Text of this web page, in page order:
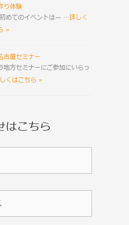
り体験
めてのイベントは̶ …詳しく
»
古屋セミナー
地方セミナーにご参加にいらっ
くはこちら »
はこちら